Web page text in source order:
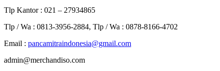
Tlp Kantor : 021 – 27934865
Tlp / Wa : 0813-3956-2884, Tlp / Wa : 0878-8166-4702
Email : pancamitraindonesia@gmail.com
admin@merchandiso.com